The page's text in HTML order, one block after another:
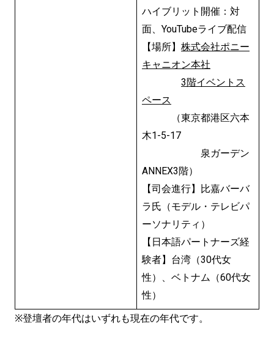
ハイブリット開催：対
面、YouTubeライブ配信
【場所】 株式会社ポニー
キャニオン本社
3階イベントス
ペース
（東京都港区六本
木1-5-17
泉ガーデン
ANNEX3階）
【司会進行】比嘉バーバ
ラ氏（モデル・テレビパ
ーソナリティ）
【日本語パートナーズ経
験者】台湾（30代女
性）、ベトナム（60代女
性）
※登壇者の年代はいずれも現在の年代です。